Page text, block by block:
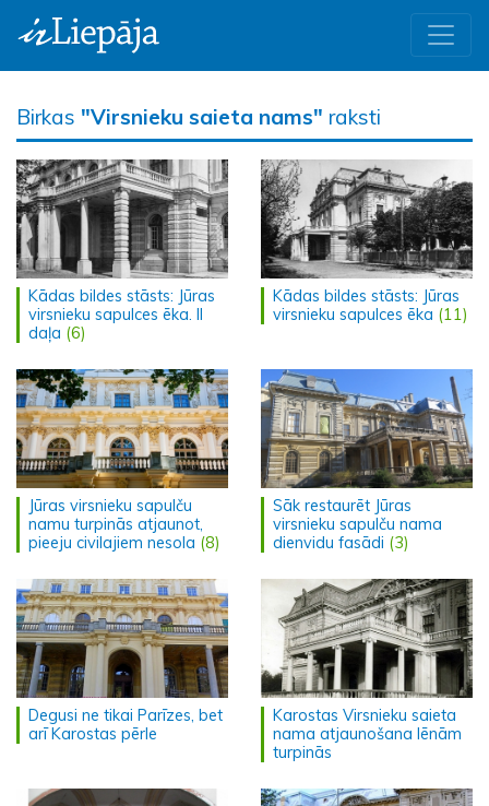
Birkas "Virsnieku saieta nams" raksti
Kādas bildes stāsts: Jūras
virsnieku sapulces ēka. II
daļa (6)
Kādas bildes stāsts: Jūras
virsnieku sapulces ēka (11)
Jūras virsnieku sapulču
namu turpinās atjaunot,
pieeju civilajiem nesola (8)
Sāk restaurēt Jūras
virsnieku sapulču nama
dienvidu fasādi (3)
Degusi ne tikai Parīzes, bet
arī Karostas pērle
Karostas Virsnieku saieta
nama atjaunošana lēnām
turpinās